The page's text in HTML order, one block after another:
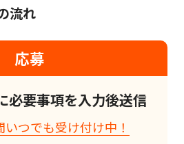
流れ
応募
必要事項を入力後送信
つでも受け付け中！